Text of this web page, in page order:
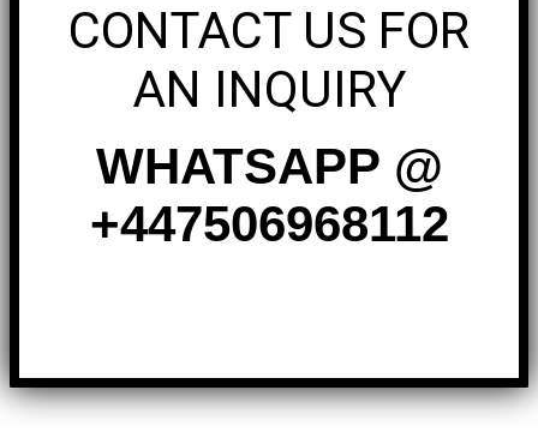
CONTACT US FOR
AN INQUIRY
WHATSAPP @
+447506968112